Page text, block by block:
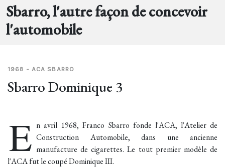
Sbarro, l'autre façon de concevoir
l'automobile
1968 - ACA SBARRO
Sbarro Dominique 3
E n avril 1968, Franco Sbarro fonde l'ACA, l'Atelier de
Construction Automobile, dans une ancienne
manufacture de cigarettes. Le tout premier modèle de
l'ACA fut le coupé Dominique III.